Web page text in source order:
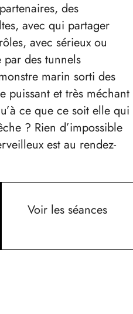
des
avec qui partager
avec sérieux ou
par des tunnels
marin sorti des
puissant et très méchant
ce que ce soit elle qui
? Rien d’impossible
est au rendez-
Voir les séances